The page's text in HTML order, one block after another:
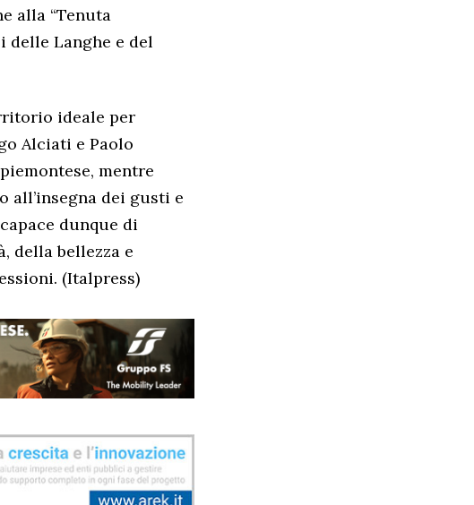
alla “Tenuta
delle Langhe e del
ideale per
Alciati e Paolo
mentre
all’insegna dei gusti e
dunque di
della bellezza e
(Italpress)